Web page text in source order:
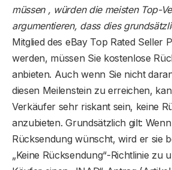
müssen , würden die meisten Top-
argumentieren, dass dies
Mitglied des eBay Top Rated Seller
werden, müssen Sie kostenlose
anbieten. Auch wenn Sie nicht
diesen Meilenstein zu erreichen,
Verkäufer sehr riskant sein, keine
anzubieten. Grundsätzlich gilt:
Rücksendung wünscht, wird er sie
„Keine Rücksendung“-Richtlinie zu